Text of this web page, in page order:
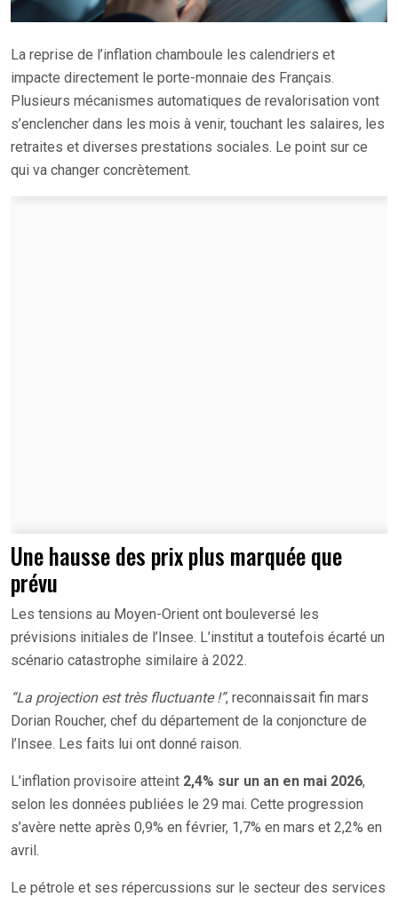
La reprise de l’inflation chamboule les calendriers et
impacte directement le porte-monnaie des Français.
Plusieurs mécanismes automatiques de revalorisation vont
s’enclencher dans les mois à venir, touchant les salaires, les
retraites et diverses prestations sociales. Le point sur ce
qui va changer concrètement.
Une hausse des prix plus marquée que
prévu
Les tensions au Moyen-Orient ont bouleversé les
prévisions initiales de l’Insee. L’institut a toutefois écarté un
scénario catastrophe similaire à 2022.
“La projection est très fluctuante !”, reconnaissait fin mars
Dorian Roucher, chef du département de la conjoncture de
l’Insee. Les faits lui ont donné raison.
L’inflation provisoire atteint 2,4% sur un an en mai 2026,
selon les données publiées le 29 mai. Cette progression
s’avère nette après 0,9% en février, 1,7% en mars et 2,2% en
avril.
Le pétrole et ses répercussions sur le secteur des services